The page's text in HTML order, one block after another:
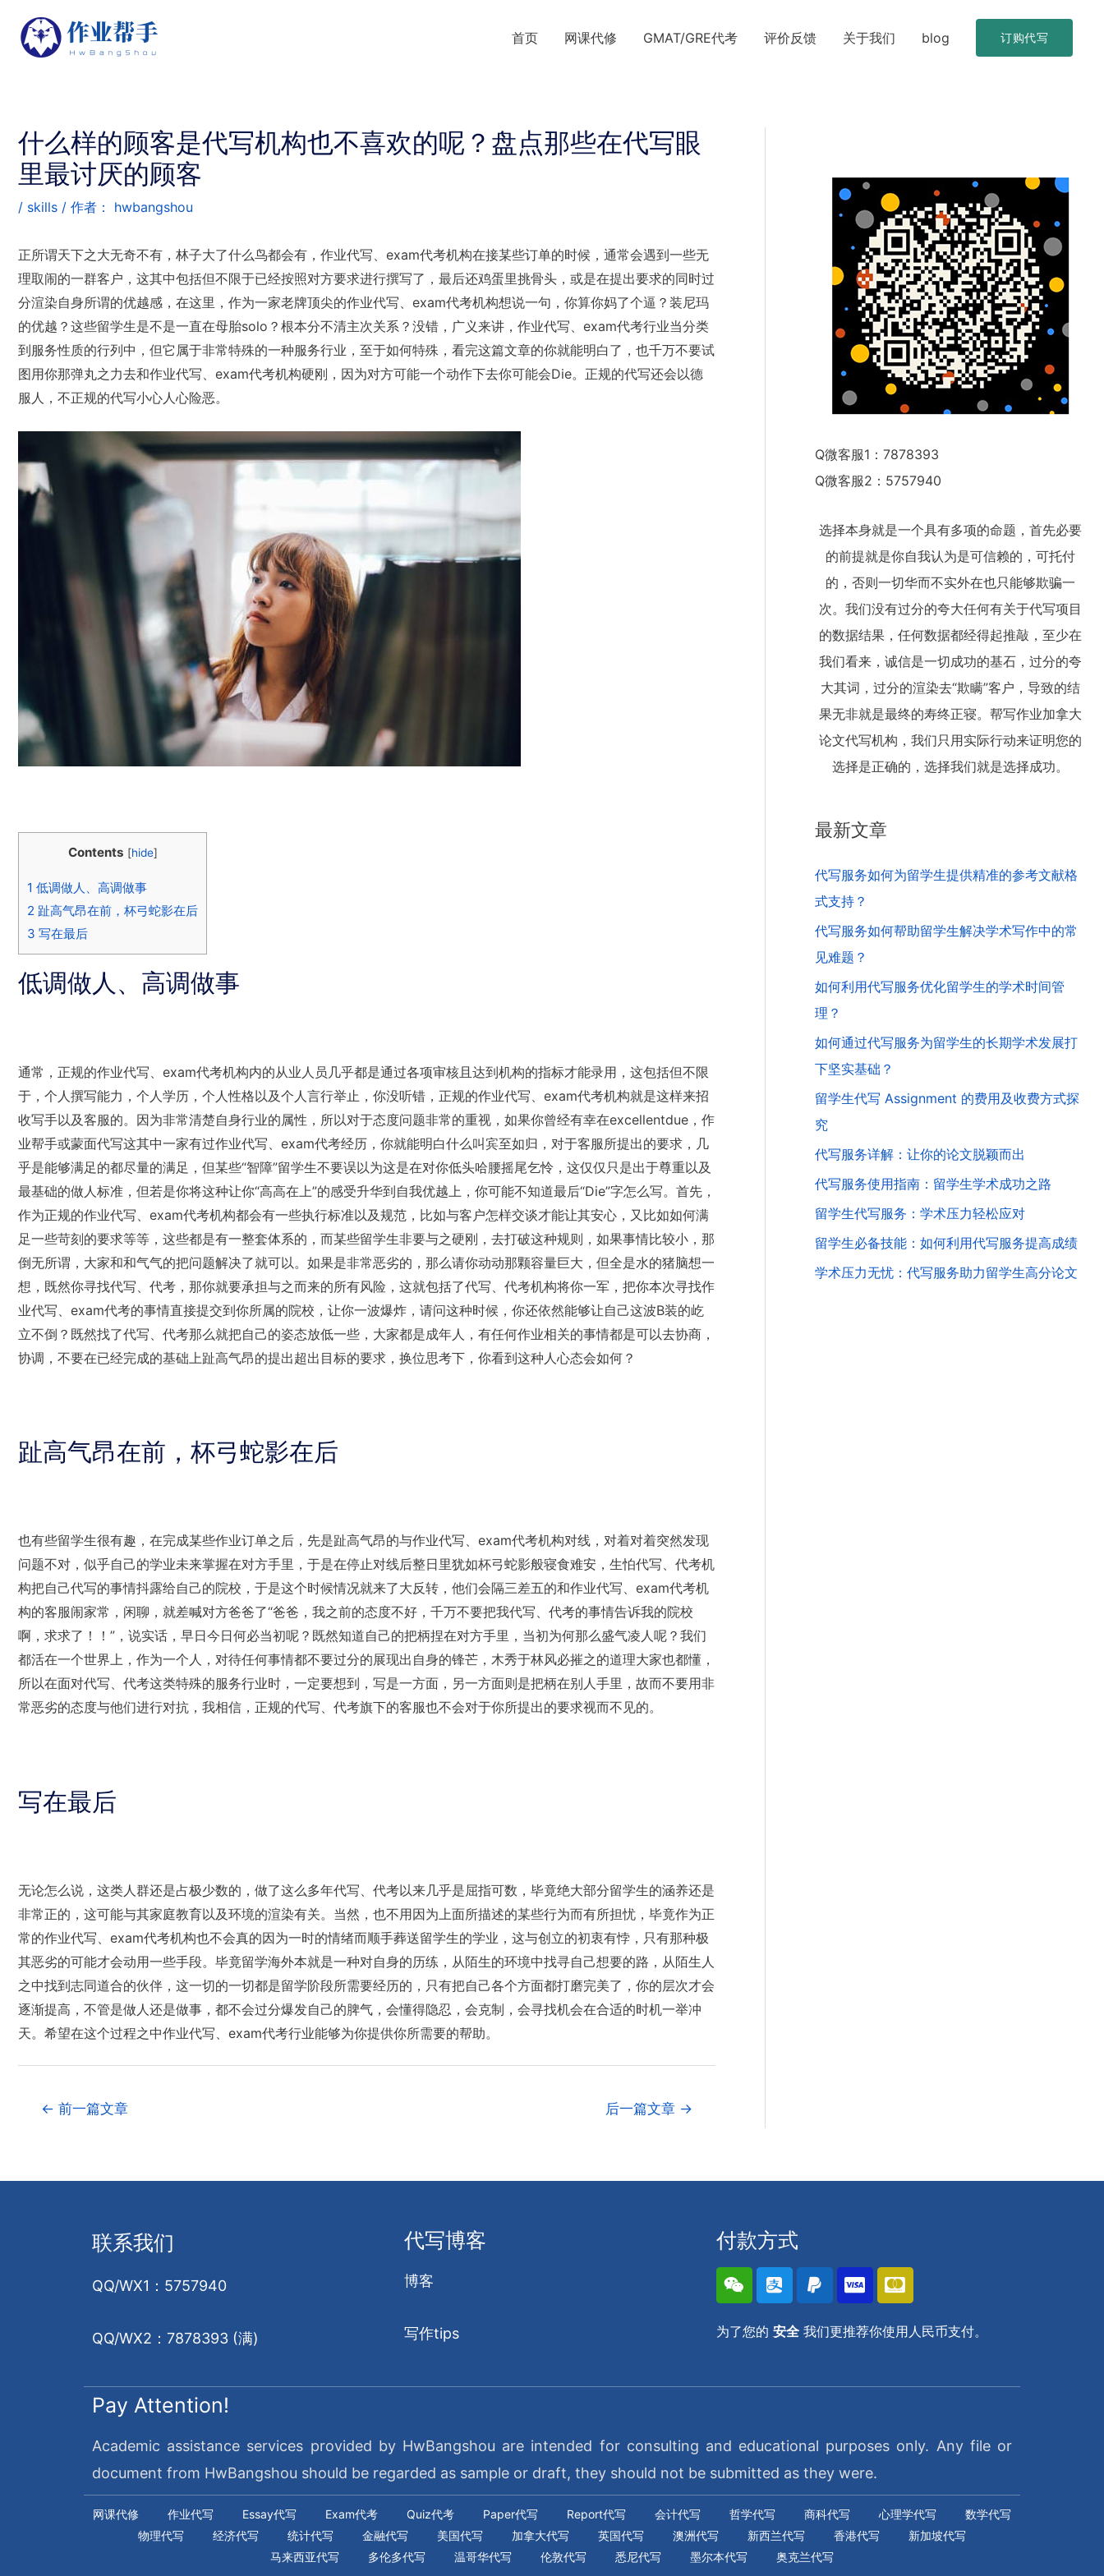
首页 网课代修 GMAT/GRE代考 评价反馈 关于我们 blog 订购代写
什么样的顾客是代写机构也不喜欢的呢？盘点那些在代写眼
里最讨厌的顾客
/ skills / 作者： hwbangshou
正所谓天下之大无奇不有，林子大了什么鸟都会有，作业代写、exam代考机构在接某些订单的时候，通常会遇到一些无
理取闹的一群客户，这其中包括但不限于已经按照对方要求进行撰写了，最后还鸡蛋里挑骨头，或是在提出要求的同时过
分渲染自身所谓的优越感，在这里，作为一家老牌顶尖的作业代写、exam代考机构想说一句，你算你妈了个逼？装尼玛
的优越？这些留学生是不是一直在母胎solo？根本分不清主次关系？没错，广义来讲，作业代写、exam代考行业当分类
到服务性质的行列中，但它属于非常特殊的一种服务行业，至于如何特殊，看完这篇文章的你就能明白了，也千万不要试
图用你那弹丸之力去和作业代写、exam代考机构硬刚，因为对方可能一个动作下去你可能会Die。正规的代写还会以德
服人，不正规的代写小心人心险恶。
Contents [hide]
1 低调做人、高调做事
2 趾高气昂在前，杯弓蛇影在后
3 写在最后
低调做人、高调做事
通常，正规的作业代写、exam代考机构内的从业人员几乎都是通过各项审核且达到机构的指标才能录用，这包括但不限
于，个人撰写能力，个人学历，个人性格以及个人言行举止，你没听错，正规的作业代写、exam代考机构就是这样来招
收写手以及客服的。因为非常清楚自身行业的属性，所以对于态度问题非常的重视，如果你曾经有幸在excellentdue，作
业帮手或蒙面代写这其中一家有过作业代写、exam代考经历，你就能明白什么叫宾至如归，对于客服所提出的要求，几
乎是能够满足的都尽量的满足，但某些“智障”留学生不要误以为这是在对你低头哈腰摇尾乞怜，这仅仅只是出于尊重以及
最基础的做人标准，但若是你将这种让你“高高在上”的感受升华到自我优越上，你可能不知道最后“Die”字怎么写。首先，
作为正规的作业代写、exam代考机构都会有一些执行标准以及规范，比如与客户怎样交谈才能让其安心，又比如如何满
足一些苛刻的要求等等，这些都是有一整套体系的，而某些留学生非要与之硬刚，去打破这种规则，如果事情比较小，那
倒无所谓，大家和和气气的把问题解决了就可以。如果是非常恶劣的，那么请你动动那颗容量巨大，但全是水的猪脑想一
想，既然你寻找代写、代考，那你就要承担与之而来的所有风险，这就包括了代写、代考机构将你一军，把你本次寻找作
业代写、exam代考的事情直接提交到你所属的院校，让你一波爆炸，请问这种时候，你还依然能够让自己这波B装的屹
立不倒？既然找了代写、代考那么就把自己的姿态放低一些，大家都是成年人，有任何作业相关的事情都是可以去协商，
协调，不要在已经完成的基础上趾高气昂的提出超出目标的要求，换位思考下，你看到这种人心态会如何？
趾高气昂在前，杯弓蛇影在后
也有些留学生很有趣，在完成某些作业订单之后，先是趾高气昂的与作业代写、exam代考机构对线，对着对着突然发现
问题不对，似乎自己的学业未来掌握在对方手里，于是在停止对线后整日里犹如杯弓蛇影般寝食难安，生怕代写、代考机
构把自己代写的事情抖露给自己的院校，于是这个时候情况就来了大反转，他们会隔三差五的和作业代写、exam代考机
构的客服闹家常，闲聊，就差喊对方爸爸了“爸爸，我之前的态度不好，千万不要把我代写、代考的事情告诉我的院校
啊，求求了！！”，说实话，早日今日何必当初呢？既然知道自己的把柄捏在对方手里，当初为何那么盛气凌人呢？我们
都活在一个世界上，作为一个人，对待任何事情都不要过分的展现出自身的锋芒，木秀于林风必摧之的道理大家也都懂，
所以在面对代写、代考这类特殊的服务行业时，一定要想到，写是一方面，另一方面则是把柄在别人手里，故而不要用非
常恶劣的态度与他们进行对抗，我相信，正规的代写、代考旗下的客服也不会对于你所提出的要求视而不见的。
写在最后
无论怎么说，这类人群还是占极少数的，做了这么多年代写、代考以来几乎是屈指可数，毕竟绝大部分留学生的涵养还是
非常正的，这可能与其家庭教育以及环境的渲染有关。当然，也不用因为上面所描述的某些行为而有所担忧，毕竟作为正
常的作业代写、exam代考机构也不会真的因为一时的情绪而顺手葬送留学生的学业，这与创立的初衷有悖，只有那种极
其恶劣的可能才会动用一些手段。毕竟留学海外本就是一种对自身的历练，从陌生的环境中找寻自己想要的路，从陌生人
之中找到志同道合的伙伴，这一切的一切都是留学阶段所需要经历的，只有把自己各个方面都打磨完美了，你的层次才会
逐渐提高，不管是做人还是做事，都不会过分爆发自己的脾气，会懂得隐忍，会克制，会寻找机会在合适的时机一举冲
天。希望在这个过程之中作业代写、exam代考行业能够为你提供你所需要的帮助。
← 前一篇文章 后一篇文章 →
Q微客服1：7878393
Q微客服2：5757940
选择本身就是一个具有多项的命题，首先必要
的前提就是你自我认为是可信赖的，可托付
的，否则一切华而不实外在也只能够欺骗一
次。我们没有过分的夸大任何有关于代写项目
的数据结果，任何数据都经得起推敲，至少在
我们看来，诚信是一切成功的基石，过分的夸
大其词，过分的渲染去“欺瞒”客户，导致的结
果无非就是最终的寿终正寝。帮写作业加拿大
论文代写机构，我们只用实际行动来证明您的
选择是正确的，选择我们就是选择成功。
最新文章
代写服务如何为留学生提供精准的参考文献格
式支持？
代写服务如何帮助留学生解决学术写作中的常
见难题？
如何利用代写服务优化留学生的学术时间管
理？
如何通过代写服务为留学生的长期学术发展打
下坚实基础？
留学生代写 Assignment 的费用及收费方式探
究
代写服务详解：让你的论文脱颖而出
代写服务使用指南：留学生学术成功之路
留学生代写服务：学术压力轻松应对
留学生必备技能：如何利用代写服务提高成绩
学术压力无忧：代写服务助力留学生高分论文
联系我们
QQ/WX1：5757940
QQ/WX2：7878393 (满)
代写博客
博客
写作tips
付款方式
为了您的 安全我们更推荐你使用人民币支付。
Pay Attention!
Academic assistance services provided by HwBangshou are intended for consulting and educational purposes only. Any file or
document from HwBangshou should be regarded as sample or draft, they should not be submitted as they were.
网课代修 作业代写 Essay代写 Exam代考 Quiz代考 Paper代写 Report代写 会计代写 哲学代写 商科代写 心理学代写
数学代写
物理代写
经济代写 统计代写 金融代写 美国代写 加拿大代写 英国代写 澳洲代写 新西兰代写 香港代写
新加坡代写
马来西亚代写
多伦多代写 温哥华代写 伦敦代写 悉尼代写 墨尔本代写 奥克兰代写